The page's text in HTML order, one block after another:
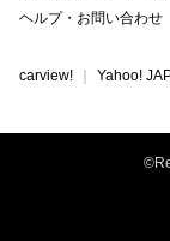
ヘルプ・お問い合わせ
carview! Yahoo!